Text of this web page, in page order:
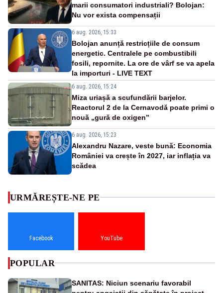
marii consumatori industriali? Bolojan:
Nu vor exista compensații
6 aug. 2026, 15:33
Bolojan anunță restricțiile de consum
energetic. Centralele pe combustibili
fosili, repornite. La ore de vârf se va apela
la importuri - LIVE TEXT
6 aug. 2026, 15:24
Miza uriașă a scufundării barjelor.
Reactorul 2 de la Cernavodă poate primi o
nouă „gură de oxigen”
6 aug. 2026, 15:23
Alexandru Nazare, veste bună: Economia
României va crește în 2027, iar inflația va
scădea
URMĂREȘTE-NE PE
Facebook YouTube
POPULAR
SANITAS: Niciun scenariu favorabil